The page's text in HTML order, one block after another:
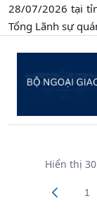
28/07/2026 tại
Tổng Lãnh sự
Hiển thị
1